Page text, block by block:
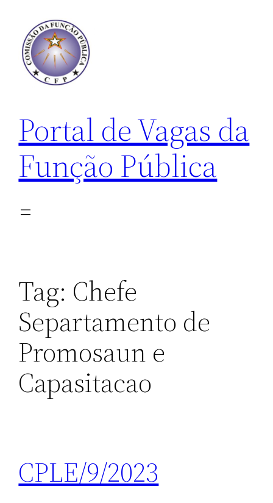
conteúdo
Portal de Vagas da
Função Pública
Tag: Chefe
Separtamento de
Promosaun e
Capasitacao
CPLE/9/2023